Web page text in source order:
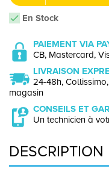
En Stock
PAIEMENT VIA
CB, Mastercard,
LIVRAISON
24-48h,
magasin
CONSEILS ET
Un technicien à
DESCRIPTION